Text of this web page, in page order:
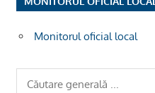
Monitorul oficial local